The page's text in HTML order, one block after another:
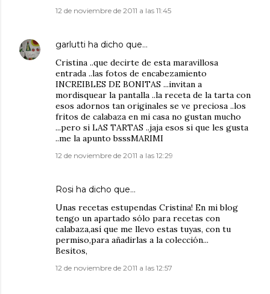
12 de noviembre de 2011 a las 11:45
garlutti ha dicho que…
Cristina ..que decirte de esta maravillosa
entrada ..las fotos de encabezamiento
INCREIBLES DE BONITAS ...invitan a
mordisquear la pantalla ..la receta de la tarta con
esos adornos tan originales se ve preciosa ..los
fritos de calabaza en mi casa no gustan mucho
...pero si LAS TARTAS ..jaja esos si que les gusta
..me la apunto bsssMARIMI
12 de noviembre de 2011 a las 12:29
Rosi ha dicho que…
Unas recetas estupendas Cristina! En mi blog
tengo un apartado sólo para recetas con
calabaza,así que me llevo estas tuyas, con tu
permiso,para añadirlas a la colección...
Besitos,
12 de noviembre de 2011 a las 12:57